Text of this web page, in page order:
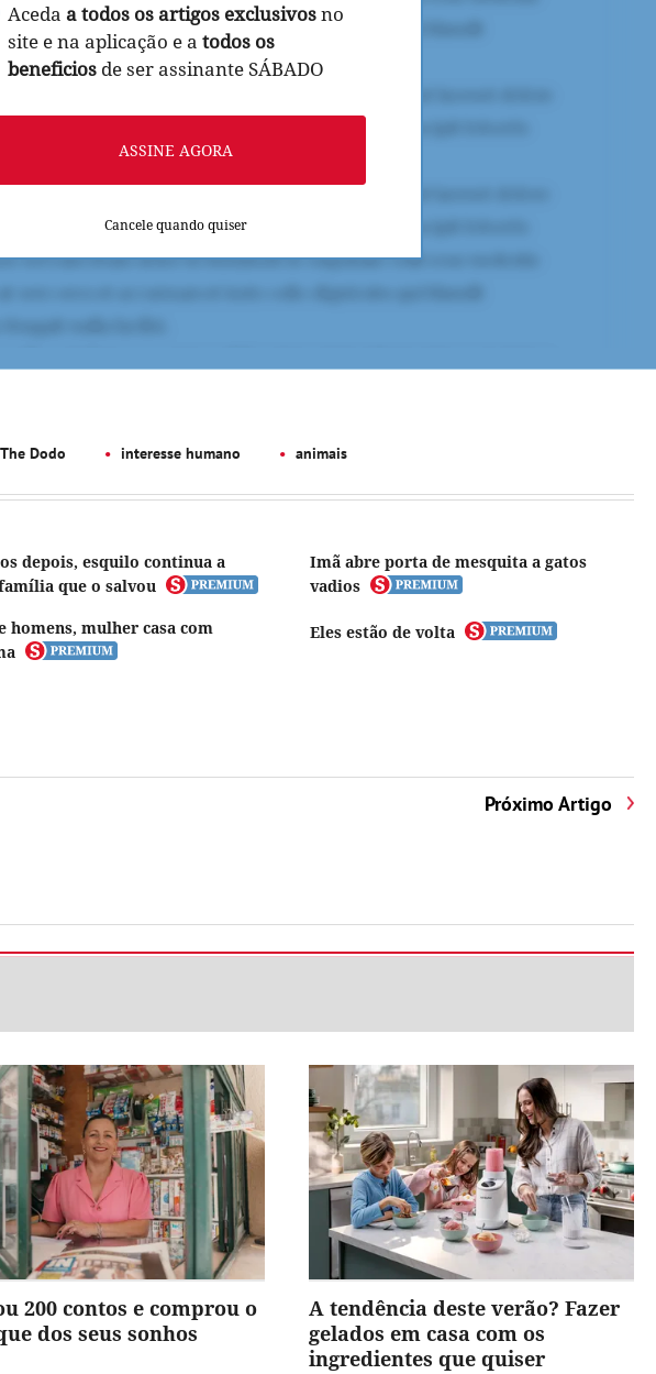
Aceda a todos os artigos exclusivosno
site e na aplicação e a todos os
beneficios de ser assinante SÁBADO
ASSINE AGORA
Cancele quando quiser
The Dodo interesse humano animais
depois, esquilo continua a
que o salvou
Imã abre porta de mesquita a gatos
vadios
homens, mulher casa com
Eles estão de volta
Próximo Artigo
200 contos e comprou o
dos seus sonhos
A tendência deste verão? Fazer
gelados em casa com os
ingredientes que quiser